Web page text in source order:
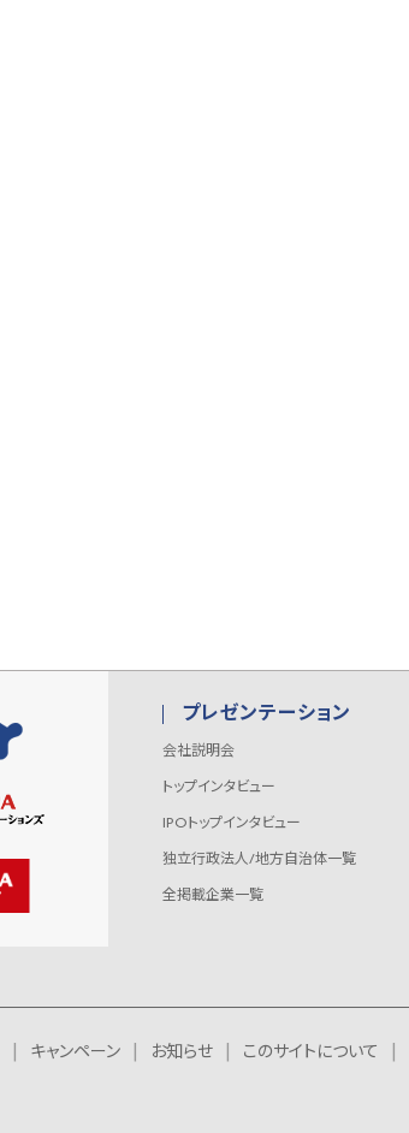
プレゼンテーション
会社説明会
トップインタビュー
IPOトップインタビュー
独立行政法人/地方自治体一覧
全掲載企業一覧
キャンペーン お知らせ このサイトについて